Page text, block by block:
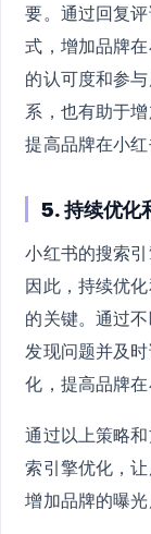
要。通过回复
式，增加品牌
的认可度和参
系，也有助于
提高品牌在小红
5. 持续优化
小红书的搜索
因此，持续优
的关键。通过
发现问题并及
化，提高品牌在
通过以上策略
索引擎优化，
增加品牌的曝